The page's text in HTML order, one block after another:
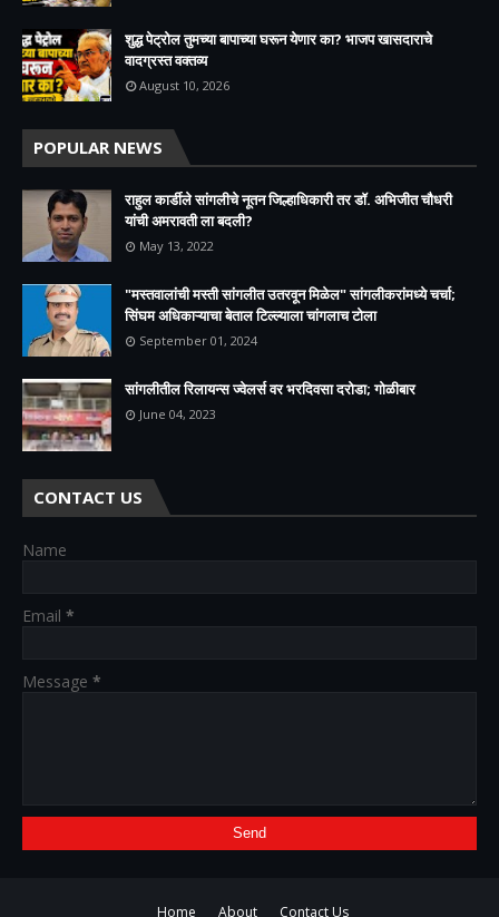
शुद्ध पेट्रोल तुमच्या बापाच्या घरून येणार का? भाजप खासदाराचे
वादग्रस्त वक्तव्य
August 10, 2026
POPULAR NEWS
राहुल कार्डीले सांगलीचे नूतन जिल्हाधिकारी तर डॉ. अभिजीत चौधरी
यांची अमरावती ला बदली?
May 13, 2022
"मस्तवालांची मस्ती सांगलीत उतरवून मिळेल" सांगलीकरांमध्ये चर्चा;
सिंघम अधिकाऱ्याचा बेताल टिल्ल्याला चांगलाच टोला
September 01, 2024
सांगलीतील रिलायन्स ज्वेलर्स वर भरदिवसा दरोडा; गोळीबार
June 04, 2023
CONTACT US
Name
Email *
Message *
Home About Contact Us